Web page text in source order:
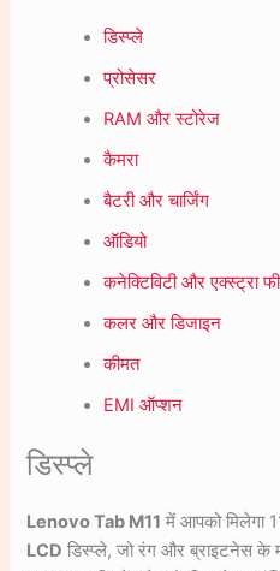
डिस्प्ले
प्रोसेसर
RAM और स्टोरेज
कैमरा
बैटरी और चार्जिंग
ऑडियो
कनेक्टिविटी और एक्स्ट्रा
कलर और डिजाइन
कीमत
EMI ऑप्शन
डिस्प्ले
Lenovo Tab M11 में आपको मिलेगा
LCD डिस्प्ले, जो रंग और ब्राइटनेस के